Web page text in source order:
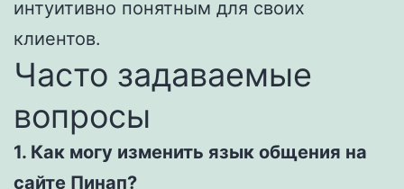
интуитивно понятным для своих
клиентов.
Часто задаваемые
вопросы
1. Как могу изменить язык общения на
сайте Пинап?